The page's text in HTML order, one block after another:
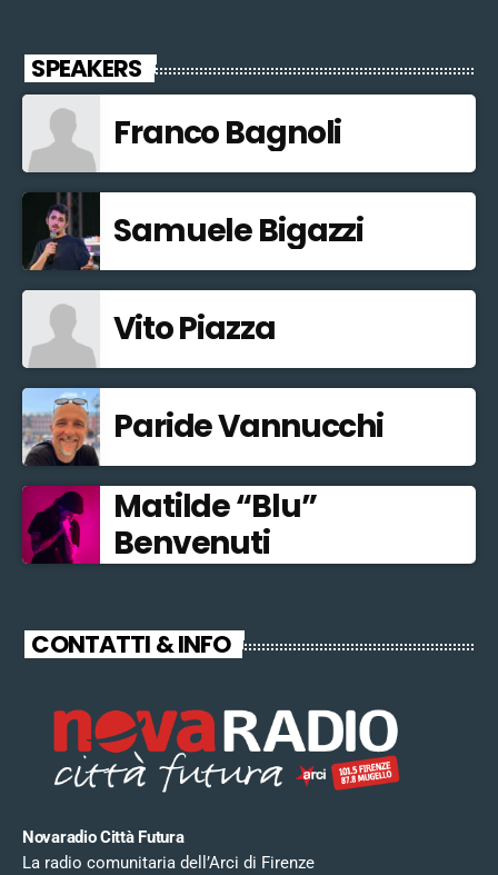
SPEAKERS
Franco Bagnoli
Samuele Bigazzi
Vito Piazza
Paride Vannucchi
Matilde “Blu”
Benvenuti
CONTATTI & INFO
Novaradio Città Futura
La radio comunitaria dell’Arci di Firenze